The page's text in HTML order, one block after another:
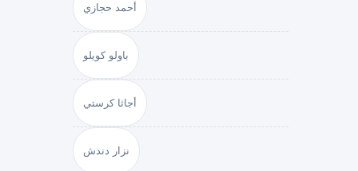
أحمد حجازي
باولو كويلو
أجاثا كرستي
نزار دندش